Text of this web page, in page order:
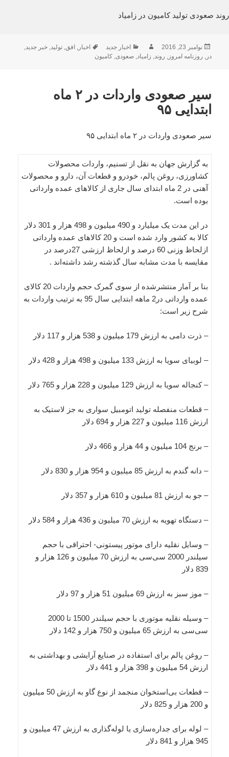
روند صعودی تولید کامیون در زامیاد
ارسال
شده
نوامبر 23, 2016 نویسندهدسته‌ها
اخبار جدید برچسب‌ها
اخبار, افق,تولید,خبر جدید,
در, روزنامه امروز, روند, زامیاد,صعودی,کامیون
سیر صعودی واردات در ۲ ماه
ابتدایی ۹۵
سیر صعودی واردات در ۲ ماه ابتدایی ۹۵
به گزارش جهان به نقل از تسنیم، واردات محصولات
کشاورزی، روغن پالم، خودرو و قطعات آن، دارو و محصولات
آهنی در 2 ماه ابتدای سال جاری از کالاهای عمده وارداتی
بوده است.
در این مدت یک میلیارد و 490 میلیون و 498 هزار و 301 دلار
کالا به کشور وارد شده است و 20 کالاهای عمده وارداتی
ازلحاظ وزنی 60 درصد و ازلحاظ ارزشی 27درصد در
مقایسه با مدت مشابه سال گذشته رشد داشته‌اند .
بنا بر آمار منتشرشده از سوی گمرک حجم واردات 20 کالای
عمده وارداتی در2 ماهه ابتدایی سال 95 به ترتیب واردات به
شرح زیر است:
– ذرت دامی به ارزش 179 میلیون و 538 هزار و 117 دلار
– لوبیای سویا به ارزش 133 میلیون و 498 هزار و 428 دلار
– کنجاله سویا به ارزش 129 میلیون و 228 هزار و 765 دلار
– قطعات منفصله تولید اتومبیل سواری به جز لاستیک به
ارزش 116 میلیون و 227 هزار و 694 دلار
– برنج 104 میلیون و 44 هزار و 466 دلار
– دانه گندم به ارزش 85 میلیون و 954 هزار و 830 دلار
– جو به ارزش 81 میلیون و 610 هزار و 357 دلار
– دستگاه تهویه به ارزش 70 میلیون و 436 هزار و 584 دلار
– وسایل نقلیه دارای موتور پیستونی- احتراقی با حجم
سیلندر 2000 سی‌سی به ارزش 70 میلیون و 126 هزار و
839 دلار
– موز سبز به ارزش 69 میلیون 51 هزار و 97 دلار
– وسیله نقلیه موتوری با حجم سیلندر 1500 تا 2000
سی‌سی به ارزش 65 میلیون و 750 هزار و 142 دلار
– روغن پالم برای استفاده در صنایع آرایشی و بهداشتی به
ارزش 54 میلیون و 398 هزار و 441 دلار
– قطعات بی‌استخوان منجمد از نوع گاو به ارزش 50 میلیون
و 200 هزار و 825 دلار
– لوله برای جداره‌سازی یا لوله‌گذاری به ارزش 47 میلیون و
945 هزار و 841 دلار